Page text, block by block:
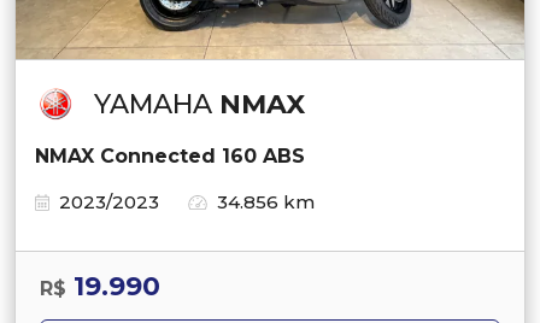
YAMAHA NMAX
NMAX Connected 160 ABS
2023/2023
34.856 km
R$ 19.990